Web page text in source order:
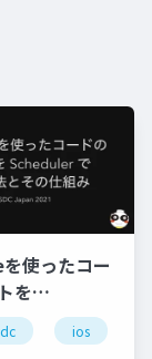
使ったコー
を
で操る方法
み
ios